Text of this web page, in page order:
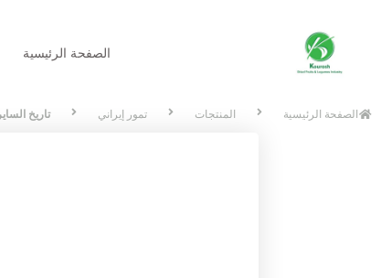
الصفحة الرئیسیة
الصفحة الرئیسیة المنتجات تمور إيراني تاريخ الساير